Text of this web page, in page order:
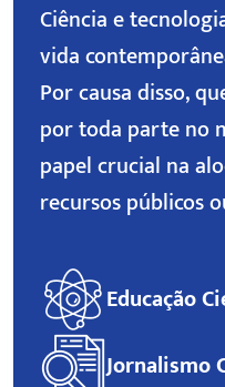
Ciência e
vida
Por causa disso,
por toda parte no
papel crucial na
recursos públicos
Educação
Jornalismo